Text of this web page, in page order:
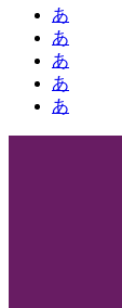
あ
あ
あ
あ
あ